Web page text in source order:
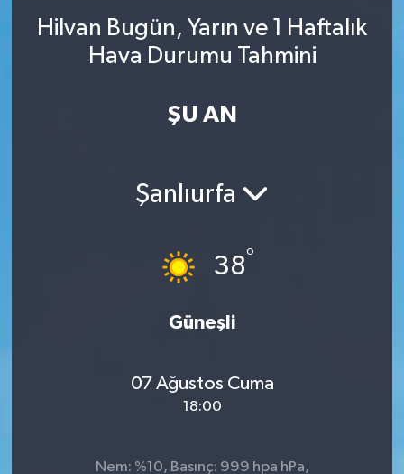
Hilvan Bugün, Yarın ve 1 Haftalık
Hava Durumu Tahmini
ŞU AN
Şanlıurfa
38°
Güneşli
07 Ağustos Cuma
18:00
Nem: %10, Basınç: 999 hpa hPa,